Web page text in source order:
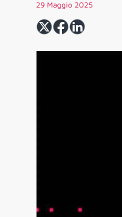
29 Maggio 2025